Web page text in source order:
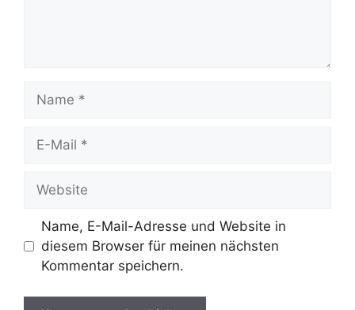
Name
Website
Name, E-Mail-Adresse und Website in
diesem Browser für meinen nächsten
Kommentar speichern.